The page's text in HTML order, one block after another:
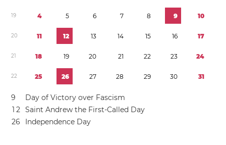
19 4 5 6 7 8 9 10
20 11 12 13 14 15 16 17
21 18 19 20 21 22 23 24
22 25 26 27 28 29 30 31
9
Day of Victory over Fascism
1 2 Saint Andrew the First-Called Day
26 Independence Day